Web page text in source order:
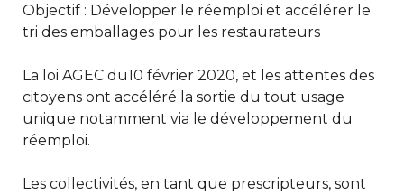
Objectif : Développer le réemploi et accélérer le
tri des emballages pour les restaurateurs
La loi AGEC du10 février 2020, et les attentes des
citoyens ont accéléré la sortie du tout usage
unique notamment via le développement du
réemploi.
Les collectivités, en tant que prescripteurs, sont